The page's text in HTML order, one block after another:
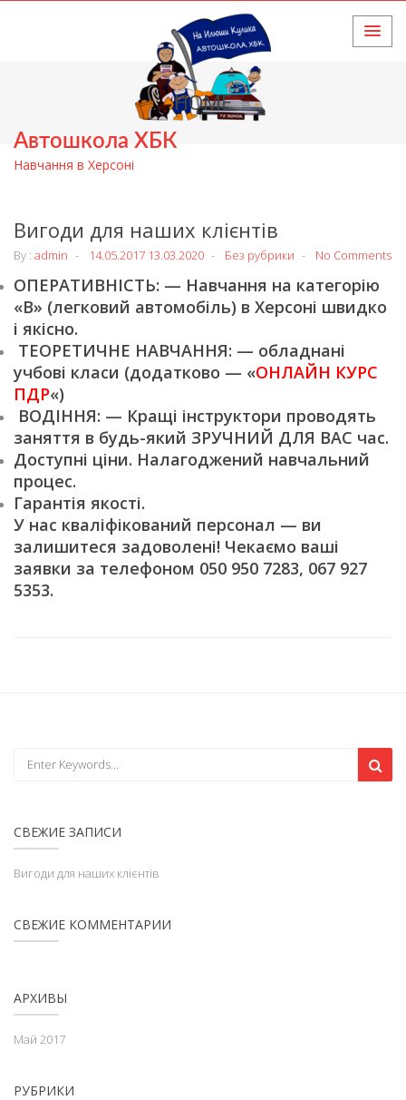
Автошкола ХБК
Навчання в Херсоні
HOME
Вигоди для наших клієнтів
By : admin 14.05.2017 13.03.2020 Без рубрики No Comments
ОПЕРАТИВНІСТЬ: — Навчання на категорію
«В» (легковий автомобіль) в Херсоні швидко
і якісно.
ТЕОРЕТИЧНЕ НАВЧАННЯ: — обладнані
учбові класи (додатково — «ОНЛАЙН КУРС
ПДР«)
ВОДІННЯ: — Кращі інструктори проводять
заняття в будь-який ЗРУЧНИЙ ДЛЯ ВАС час.
Доступні ціни. Налагоджений навчальний
процес.
Гарантія якості.
У нас кваліфікований персонал — ви
залишитеся задоволені! Чекаємо ваші
заявки за телефоном 050 950 7283, 067 927
5353.
СВЕЖИЕ ЗАПИСИ
Вигоди для наших клієнтів
СВЕЖИЕ КОММЕНТАРИИ
АРХИВЫ
Май 2017
РУБРИКИ